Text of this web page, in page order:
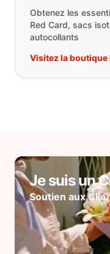
Obtenez les
Red Card, sacs
autocollants
Visitez la boutique
Je suis un
Soutien aux